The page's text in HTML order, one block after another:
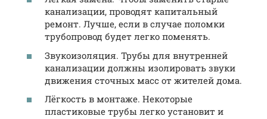
канализации, проводят капитальный
ремонт. Лучше, если в случае поломки
трубопровод будет легко поменять.
Звукоизоляция. Трубы для внутренней
канализации должны изолировать звуки
движения сточных масс от жителей дома.
Лёгкость в монтаже. Некоторые
пластиковые трубы легко установит и